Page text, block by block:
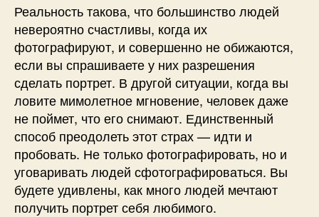
Реальность такова, что большинство людей
невероятно счастливы, когда их
фотографируют, и совершенно не обижаются,
если вы спрашиваете у них разрешения
сделать портрет. В другой ситуации, когда вы
ловите мимолетное мгновение, человек даже
не поймет, что его снимают. Единственный
способ преодолеть этот страх — идти и
пробовать. Не только фотографировать, но и
уговаривать людей сфотографироваться. Вы
будете удивлены, как много людей мечтают
получить портрет себя любимого.